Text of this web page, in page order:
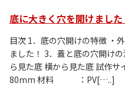
底に大きく穴を開けました
目次 1．底の穴開けの特徴 ・
ました！ 3．蓋と底の穴開け
ら見た底 横から見た底 試作
80mm 材料 ：PV[…..]